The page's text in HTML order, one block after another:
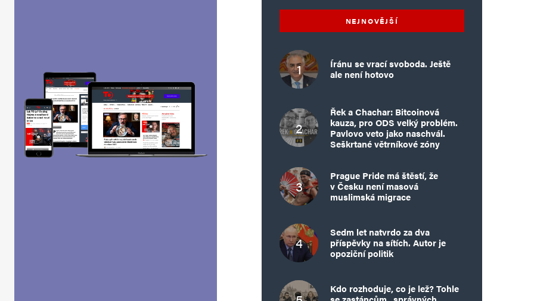
Webová stránka
komentáře.
NEJNOVĚJŠÍ
Íránu se vrací svoboda. Ještě
ale není hotovo
Řek a Chachar: Bitcoinová
kauza, pro ODS velký problém.
Pavlovo veto jako naschvál.
Seškrtané větrníkové zóny
Prague Pride má štěstí, že
v Česku není masová
muslimská migrace
Sedm let natvrdo za dva
příspěvky na sítích. Autor je
opoziční politik
Kdo rozhoduje, co je lež? Tohle